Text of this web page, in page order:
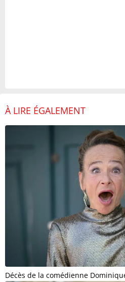
À LIRE ÉGALEMENT
Décès de la comédienne